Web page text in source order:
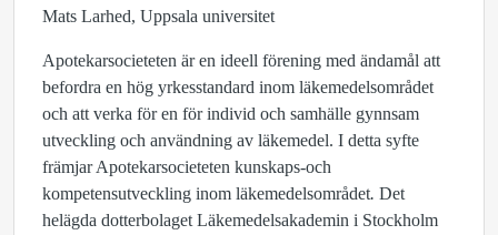
Mats Larhed, Uppsala universitet
Apotekarsocieteten är en ideell förening med ändamål att
befordra en hög yrkesstandard inom läkemedelsområdet
och att verka för en för individ och samhälle gynnsam
utveckling och användning av läkemedel. I detta syfte
främjar Apotekarsocieteten kunskaps-och
kompetensutveckling inom läkemedelsområdet. Det
helägda dotterbolaget Läkemedelsakademin i Stockholm